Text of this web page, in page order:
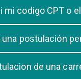
con su unidad de
mi codigo CPT o
una postulación
de una